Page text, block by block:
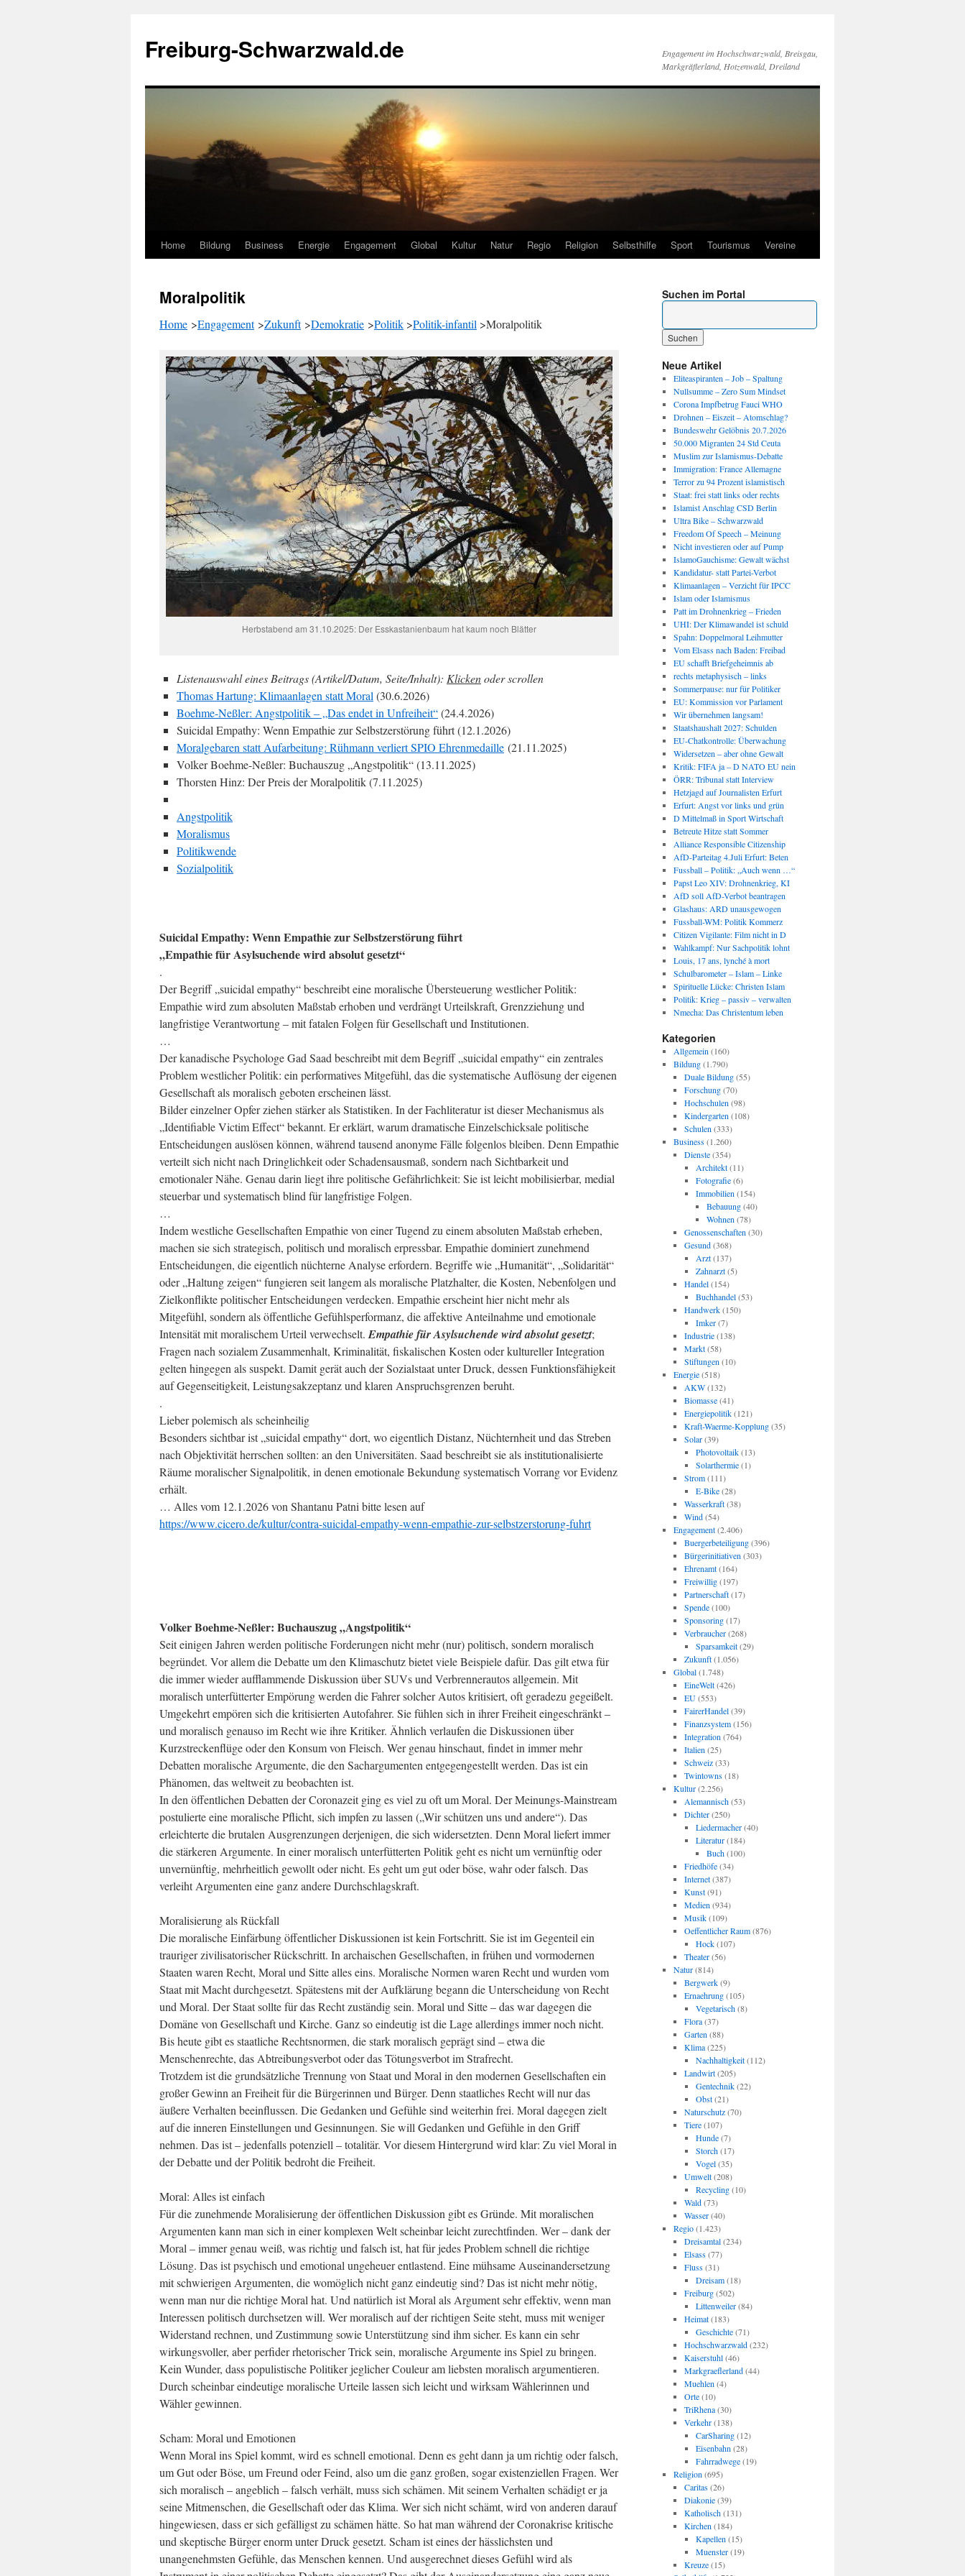
springen
Freiburg-Schwarzwald.de
Engagement im Hochschwarzwald, Breisgau,
Markgräflerland, Hotzenwald, Dreiland
Home Bildung Business Energie Engagement Global Kultur Natur Regio Religion Selbsthilfe Sport Tourismus Vereine
Moralpolitik
Home >Engagement>Zukunft>Demokratie >Politik >Politik-infantil >Moralpolitik
Herbstabend am 31.10.2025: Der Esskastanienbaum hat kaum noch Blätter
Listenauswahl eines Beitrags (Artikel/Datum, Seite/Inhalt): Klickenoder scrollen
Thomas Hartung: Klimaanlagen statt Moral (30.6.2026)
Boehme-Neßler: Angstpolitik – „Das endet in Unfreiheit“(24.4.2026)
Suicidal Empathy: Wenn Empathie zur Selbstzerstörung führt (12.1.2026)
Moralgebaren statt Aufarbeitung: Rühmann verliert SPIO Ehrenmedaille (21.11.2025)
Volker Boehme-Neßler: Buchauszug „Angstpolitik“ (13.11.2025)
Thorsten Hinz: Der Preis der Moralpolitik (7.11.2025)
Angstpolitik
Moralismus
Politikwende
Sozialpolitik
Suicidal Empathy: Wenn Empathie zur Selbstzerstörung führt
„Empathie für Asylsuchende wird absolut gesetzt“
.
Der Begriff „suicidal empathy“ beschreibt eine moralische Übersteuerung westlicher Politik:
Empathie wird zum absoluten Maßstab erhoben und verdrängt Urteilskraft, Grenzziehung und
langfristige Verantwortung – mit fatalen Folgen für Gesellschaft und Institutionen.
…
Der kanadische Psychologe Gad Saad beschreibt mit dem Begriff „suicidal empathy“ ein zentrales
Problem westlicher Politik: ein performatives Mitgefühl, das die systematische Auflösung der eigenen
Gesellschaft als moralisch geboten erscheinen lässt.
Bilder einzelner Opfer ziehen stärker als Statistiken. In der Fachliteratur ist dieser Mechanismus als
„Identifiable Victim Effect“ bekannt. Er erklärt, warum dramatische Einzelschicksale politische
Entscheidungen auslösen können, während tausend anonyme Fälle folgenlos bleiben. Denn Empathie
verteilt sich nicht nach Dringlichkeit oder Schadensausmaß, sondern nach Sichtbarkeit und
emotionaler Nähe. Genau darin liegt ihre politische Gefährlichkeit: Sie ist leicht mobilisierbar, medial
steuerbar und systematisch blind für langfristige Folgen.
…
Indem westliche Gesellschaften Empathie von einer Tugend zu einem absoluten Maßstab erheben,
machen sie sich strategisch, politisch und moralisch erpressbar. Empathie dominiert zunehmend
Entscheidungen, die eigentlich nüchterne Analyse erfordern. Begriffe wie „Humanität“, „Solidarität“
oder „Haltung zeigen“ fungieren seit langem als moralische Platzhalter, die Kosten, Nebenfolgen und
Zielkonflikte politischer Entscheidungen verdecken. Empathie erscheint hier nicht mehr als
Mitgefühl, sondern als öffentliche Gefühlsperformanz, die affektive Anteilnahme und emotionale
Intensität mit moralischem Urteil verwechselt. Empathie für Asylsuchende wird absolut gesetzt;
Fragen nach sozialem Zusammenhalt, Kriminalität, fiskalischen Kosten oder kultureller Integration
gelten hingegen als suspekt. Damit gerät auch der Sozialstaat unter Druck, dessen Funktionsfähigkeit
auf Gegenseitigkeit, Leistungsakzeptanz und klaren Anspruchsgrenzen beruht.
.
Lieber polemisch als scheinheilig
Besonders sichtbar ist „suicidal empathy“ dort, wo eigentlich Distanz, Nüchternheit und das Streben
nach Objektivität herrschen sollten: an den Universitäten. Saad beschreibt sie als institutionalisierte
Räume moralischer Signalpolitik, in denen emotionale Bekundung systematisch Vorrang vor Evidenz
erhält.
… Alles vom 12.1.2026 von Shantanu Patni bitte lesen auf
https://www.cicero.de/kultur/contra-suicidal-empathy-wenn-empathie-zur-selbstzerstorung-fuhrt
Volker Boehme-Neßler: Buchauszug „Angstpolitik“
Seit einigen Jahren werden politische Forderungen nicht mehr (nur) politisch, sondern moralisch
begründet. Vor allem die Debatte um den Klimaschutz bietet viele Beispiele dafür. Das gilt etwa für
die immer wieder aufflammende Diskussion über SUVs und Verbrennerautos allgemein. Mit
moralisch unterfütterter Empörung werden die Fahrer solcher Autos kritisiert, oft geradezu gegeißelt.
Umgekehrt empören sich die kritisierten Autofahrer. Sie fühlen sich in ihrer Freiheit eingeschränkt –
und moralisch genauso im Recht wie ihre Kritiker. Ähnlich verlaufen die Diskussionen über
Kurzstreckenflüge oder den Konsum von Fleisch. Wer genau hinschaut, findet in immer mehr
Debatten moralische Argumente, die den Sachargumenten entgegengestellt werden. Das ist ein
Phänomen, das weltweit zu beobachten ist.
In den öffentlichen Debatten der Coronazeit ging es viel zu oft um Moral. Der Meinungs-Mainstream
postulierte eine moralische Pflicht, sich impfen zu lassen („Wir schützen uns und andere“). Das
erleichterte die brutalen Ausgrenzungen derjenigen, die sich widersetzten. Denn Moral liefert immer
die stärkeren Argumente. In einer moralisch unterfütterten Politik geht es nicht um vernünftig oder
unvernünftig, mehrheitlich gewollt oder nicht. Es geht um gut oder böse, wahr oder falsch. Das
verleiht Argumenten eine ganz andere Durchschlagskraft.
Moralisierung als Rückfall
Die moralische Einfärbung öffentlicher Diskussionen ist kein Fortschritt. Sie ist im Gegenteil ein
trauriger zivilisatorischer Rückschritt. In archaischen Gesellschaften, in frühen und vormodernen
Staaten waren Recht, Moral und Sitte alles eins. Moralische Normen waren Recht und wurden vom
Staat mit Macht durchgesetzt. Spätestens mit der Aufklärung begann die Unterscheidung von Recht
und Moral. Der Staat sollte für das Recht zuständig sein. Moral und Sitte – das war dagegen die
Domäne von Gesellschaft und Kirche. Ganz so eindeutig ist die Lage allerdings immer noch nicht.
Bis heute gibt es staatliche Rechtsnormen, die stark moralisch geprägt sind – etwa die
Menschenrechte, das Abtreibungsverbot oder das Tötungsverbot im Strafrecht.
Trotzdem ist die grundsätzliche Trennung von Staat und Moral in den modernen Gesellschaften ein
großer Gewinn an Freiheit für die Bürgerinnen und Bürger. Denn staatliches Recht will nur das
äußere Verhalten beeinflussen. Die Gedanken und Gefühle sind weiterhin frei. Moral dagegen zielt
auf die inneren Einstellungen und Gesinnungen. Sie will Gedanken und Gefühle in den Griff
nehmen. Das ist – jedenfalls potenziell – totalitär. Vor diesem Hintergrund wird klar: Zu viel Moral in
der Debatte und der Politik bedroht die Freiheit.
Moral: Alles ist einfach
Für die zunehmende Moralisierung der öffentlichen Diskussion gibt es Gründe. Mit moralischen
Argumenten kann man sich in einer komplexen Welt scheinbar leicht zurechtfinden. Wer – dank der
Moral – immer genau weiß, was richtig und falsch ist, hat für jedes Problem schnell die richtige
Lösung. Das ist psychisch und emotional ungeheuer entlastend. Eine mühsame Auseinandersetzung
mit schwierigen Argumenten, die womöglich nicht ganz eindeutig sind? Das ist nicht mehr nötig,
wenn man nur die richtige Moral hat. Und natürlich ist Moral als Argument sehr effektiv, wenn man
Interessen politisch durchsetzen will. Wer moralisch auf der richtigen Seite steht, muss mit weniger
Widerstand rechnen, und Zustimmung sowie Unterstützung sind ihm sicher. Es kann ein sehr
wirkungsvoller, aber perfider rhetorischer Trick sein, moralische Argumente ins Spiel zu bringen.
Kein Wunder, dass populistische Politiker jeglicher Couleur am liebsten moralisch argumentieren.
Durch scheinbar eindeutige moralische Urteile lassen sich leicht und wirksam Wählerinnen und
Wähler gewinnen.
Scham: Moral und Emotionen
Wenn Moral ins Spiel kommt, wird es schnell emotional. Denn es geht dann ja um richtig oder falsch,
um Gut oder Böse, um Freund oder Feind, also um die ganz großen, sogar existenziellen Fragen. Wer
sich moralisch – angeblich – falsch verhält, muss sich schämen. Mit seinem Verhalten schädigt er ja
seine Mitmenschen, die Gesellschaft oder das Klima. Wer sich nicht schämt, wird von anderen darauf
hingewiesen, dass er sich gefälligst zu schämen hätte. So hat man während der Coronakrise kritische
und skeptische Bürger enorm unter Druck gesetzt. Scham ist eines der hässlichsten und
unangenehmsten Gefühle, das Menschen kennen. Und ausgerechnet dieses Gefühl wird als
Suchen im Portal
Neue Artikel
Eliteaspiranten – Job – Spaltung
Nullsumme – Zero Sum Mindset
Corona Impfbetrug Fauci WHO
Drohnen – Eiszeit – Atomschlag?
Bundeswehr Gelöbnis 20.7.2026
50.000 Migranten 24 Std Ceuta
Muslim zur Islamismus-Debatte
Immigration: France Allemagne
Terror zu 94 Prozent islamistisch
Staat: frei statt links oder rechts
Islamist Anschlag CSD Berlin
Ultra Bike – Schwarzwald
Freedom Of Speech – Meinung
Nicht investieren oder auf Pump
IslamoGauchisme: Gewalt wächst
Kandidatur- statt Partei-Verbot
Klimaanlagen – Verzicht für IPCC
Islam oder Islamismus
Patt im Drohnenkrieg – Frieden
UHI: Der Klimawandel ist schuld
Spahn: Doppelmoral Leihmutter
Vom Elsass nach Baden: Freibad
EU schafft Briefgeheimnis ab
rechts metaphysisch – links
Sommerpause: nur für Politiker
EU: Kommission vor Parlament
Wir übernehmen langsam!
Staatshaushalt 2027: Schulden
EU-Chatkontrolle: Überwachung
Widersetzen – aber ohne Gewalt
Kritik: FIFA ja – D NATO EU nein
ÖRR: Tribunal statt Interview
Hetzjagd auf Journalisten Erfurt
Erfurt: Angst vor links und grün
D Mittelmaß in Sport Wirtschaft
Betreute Hitze statt Sommer
Alliance Responsible Citizenship
AfD-Parteitag 4.Juli Erfurt: Beten
Fussball – Politik: „Auch wenn …“
Papst Leo XIV: Drohnenkrieg, KI
AfD soll AfD-Verbot beantragen
Glashaus: ARD unausgewogen
Fussball-WM: Politik Kommerz
Citizen Vigilante: Film nicht in D
Wahlkampf: Nur Sachpolitik lohnt
Louis, 17 ans, lynché à mort
Schulbarometer – Islam – Linke
Spirituelle Lücke: Christen Islam
Politik: Krieg – passiv – verwalten
Nmecha: Das Christentum leben
Kategorien
Allgemein (160)
Bildung(1.790)
Duale Bildung(55)
Forschung(70)
Hochschulen (98)
Kindergarten (108)
Schulen (333)
Business(1.260)
Dienste(354)
Architekt(11)
Fotografie(6)
Immobilien (154)
Bebauung(40)
Wohnen (78)
Genossenschaften (30)
Gesund(368)
Arzt(137)
Zahnarzt(5)
Handel(154)
Buchhandel(53)
Handwerk(150)
Imker(7)
Industrie(138)
Markt(58)
Stiftungen (10)
Energie(518)
AKW(132)
Biomasse(41)
Energiepolitik(121)
Kraft-Waerme-Kopplung(35)
Solar(39)
Photovoltaik(13)
Solarthermie(1)
Strom(111)
E-Bike(28)
Wasserkraft(38)
Wind(54)
Engagement(2.406)
Buergerbeteiligung(396)
Bürgerinitiativen (303)
Ehrenamt(164)
Freiwillig(197)
Partnerschaft(17)
Spende(100)
Sponsoring(17)
Verbraucher(268)
Sparsamkeit(29)
Zukunft(1.056)
Global(1.748)
EineWelt(426)
EU(553)
FairerHandel(39)
Finanzsystem(156)
Integration (764)
Italien (25)
Schweiz(33)
Twintowns(18)
Kultur(2.256)
Alemannisch(53)
Dichter(250)
Liedermacher(40)
Literatur(184)
Buch(100)
Friedhöfe(34)
Internet(387)
Kunst(91)
Medien (934)
Musik(109)
Oeffentlicher Raum(876)
Hock(107)
Theater(56)
Natur(814)
Bergwerk(9)
Ernaehrung(105)
Vegetarisch(8)
Flora(37)
Garten (88)
Klima(225)
Nachhaltigkeit(112)
Landwirt(205)
Gentechnik(22)
Obst(21)
Naturschutz(70)
Tiere(107)
Hunde(7)
Storch(17)
Vogel(35)
Umwelt(208)
Recycling(10)
Wald(73)
Wasser(40)
Regio(1.423)
Dreisamtal(234)
Elsass(77)
Fluss(31)
Dreisam(18)
Freiburg(502)
Littenweiler(84)
Heimat(183)
Geschichte(71)
Hochschwarzwald(232)
Kaiserstuhl(46)
Markgraeflerland(44)
Muehlen (4)
Orte(10)
TriRhena(30)
Verkehr(138)
CarSharing(12)
Eisenbahn (28)
Fahrradwege(19)
Religion (695)
Caritas(26)
Diakonie(39)
Katholisch(131)
Kirchen (184)
Kapellen (15)
Muenster(19)
Kreuze(15)